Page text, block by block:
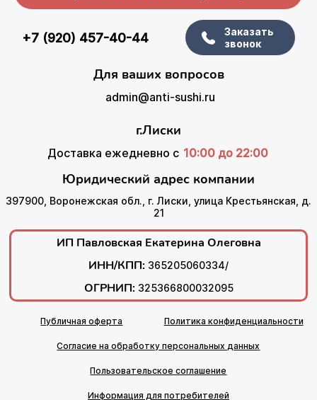
+7 (920) 457-40-44
Заказать
звонок
Для ваших вопросов
admin@anti-sushi.ru
г.Лиски
Доставка ежедневно с 10:00 до 22:00
Юридический адрес компании
397900, Воронежская обл., г. Лиски, улица Крестьянская, д.
21
ИП Павловская Екатерина Олеговна
ИНН/КПП: 365205060334/
ОГРНИП: 325366800032095
Публичная оферта Политика конфиденциальности
Согласие на обработку персональных данных
Пользовательское соглашение
Информация для потребителей